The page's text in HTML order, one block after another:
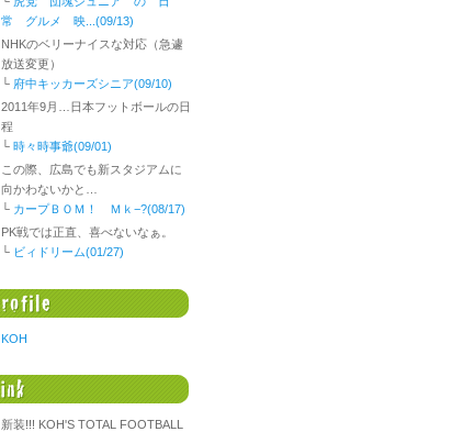
常 グルメ 映...(09/13)
NHKのベリーナイスな対応（急遽
放送変更）
└ 府中キッカーズシニア(09/10)
2011年9月…日本フットボールの日
程
└ 時々時事爺(09/01)
この際、広島でも新スタジアムに
向かわないかと…
└ カープＢＯＭ！ Ｍｋ−?(08/17)
PK戦では正直、喜べないなぁ。
└ ビィドリーム(01/27)
KOH
新装!!! KOH'S TOTAL FOOTBALL